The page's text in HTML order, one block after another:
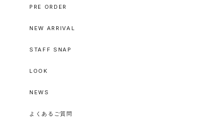
PRE ORDER
NEW ARRIVAL
STAFF SNAP
LOOK
NEWS
よくあるご質問